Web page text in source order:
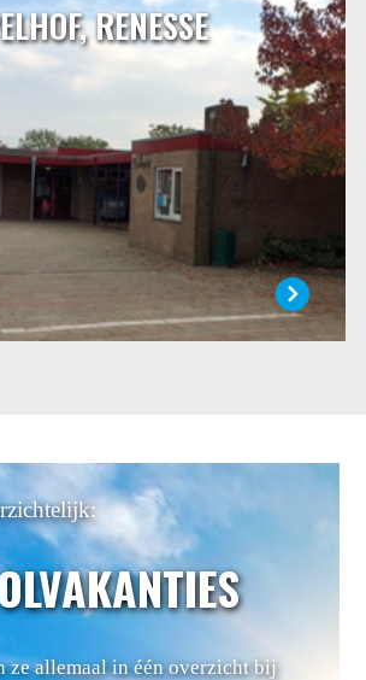
RENESSE
OBS STAPELHOF, RENESSE
in het centrum van Renesse aan de
Sinds enkele jaren werken wij steeds met
van rond de 80 leerlingen. We gaan er
vanuit dat met dit aantal er steeds met vier
combinatiegroepen gewerkt kan worden.
LEES MEER
ze allemaal in één overzicht bij